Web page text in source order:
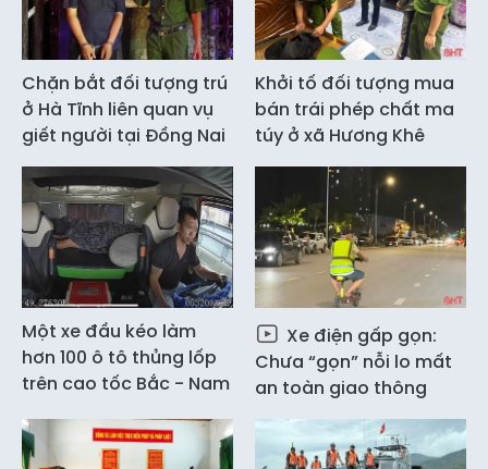
Chặn bắt đối tượng trú
ở Hà Tĩnh liên quan vụ
giết người tại Đồng Nai
Khởi tố đối tượng mua
bán trái phép chất ma
túy ở xã Hương Khê
Một xe đầu kéo làm
hơn 100 ô tô thủng lốp
trên cao tốc Bắc - Nam
Xe điện gấp gọn:
Chưa “gọn” nỗi lo mất
an toàn giao thông